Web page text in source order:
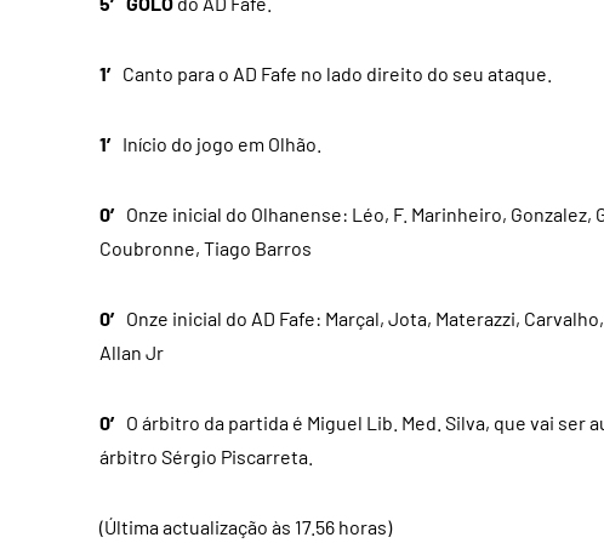
1′ Canto para o AD Fafe no lado direito do seu ataque.
1′ Início do jogo em Olhão.
0′ Onze inicial do Olhanense: Léo, F. Marinheiro,
Coubronne, Tiago Barros
0′ Onze inicial do AD Fafe: Marçal, Jota, Materazzi,
Allan Jr
0′ O árbitro da partida é Miguel Lib. Med. Silva, que vai
árbitro Sérgio Piscarreta.
(Última actualização às 17.56 horas)